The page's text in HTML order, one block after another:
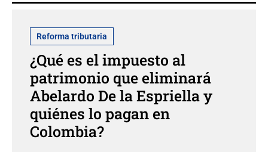
Reforma tributaria
¿Qué es el impuesto al
patrimonio que eliminará
Abelardo De la Espriella y
quiénes lo pagan en
Colombia?